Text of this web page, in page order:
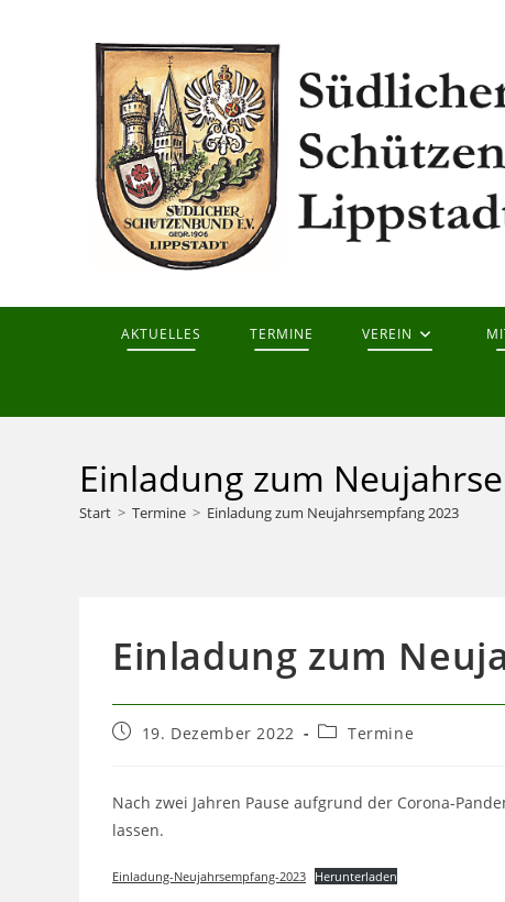
AKTUELLES TERMINE VEREIN
Einladung zum
Start > Termine > Einladung zum Neujahrsempfang 2023
Einladung zum
Beitrag19. Dezember 2022
Beitrags-
Termine
Nach zwei Jahren Pause aufgrund der Corona-
lassen.
Einladung-Neujahrsempfang-2023 Herunterladen